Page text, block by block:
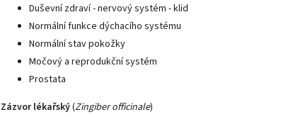
Duševní zdraví - nervový systém - klid
Normální funkce dýchacího systému
Normální stav pokožky
Močový a reprodukční systém
Prostata
Zázvor lékařský(Zingiber officinale)